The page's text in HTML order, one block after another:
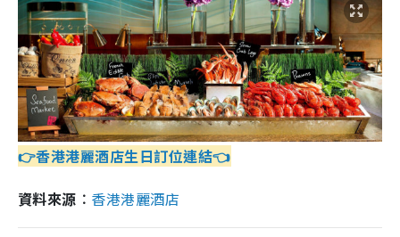
👉香港港麗酒店生日訂位連結👈
資料來源︰ 香港港麗酒店